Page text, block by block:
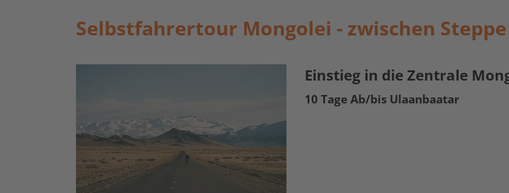
Selbstfahrertour Mongolei - zwischen
Einstieg in die Zentrale
10 Tage Ab/bis Ulaanbaatar